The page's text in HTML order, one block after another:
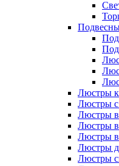
Люстры
Люстры с
Люстры
Люстры
Люстры
Люстры
Люстры